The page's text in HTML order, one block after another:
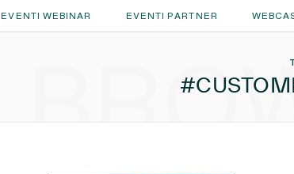
EVENTI WEBINAR EVENTI PARTNER